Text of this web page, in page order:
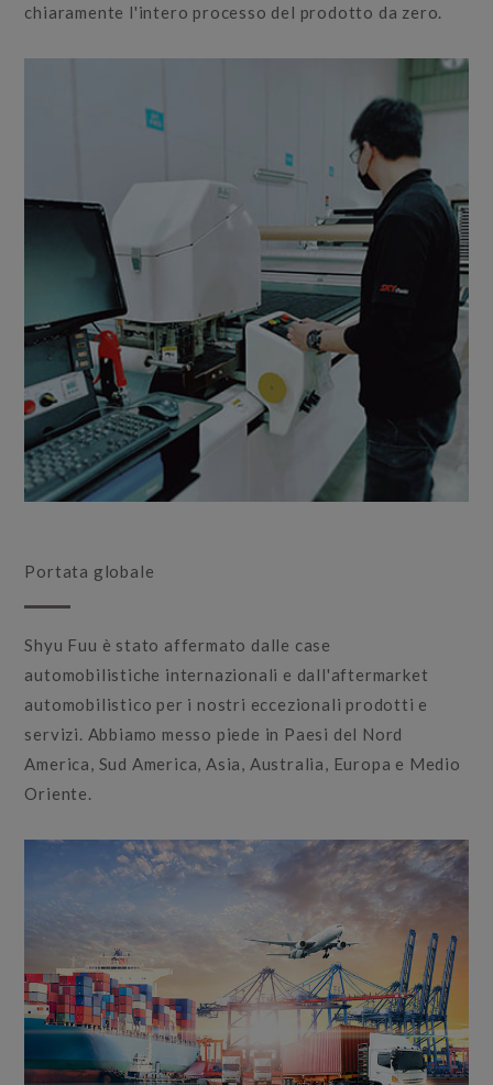
chiaramente l'intero processo del prodotto da zero.
Portata globale
Shyu Fuu è stato affermato dalle case
automobilistiche internazionali e dall'aftermarket
automobilistico per i nostri eccezionali prodotti e
servizi. Abbiamo messo piede in Paesi del Nord
America, Sud America, Asia, Australia, Europa e Medio
Oriente.